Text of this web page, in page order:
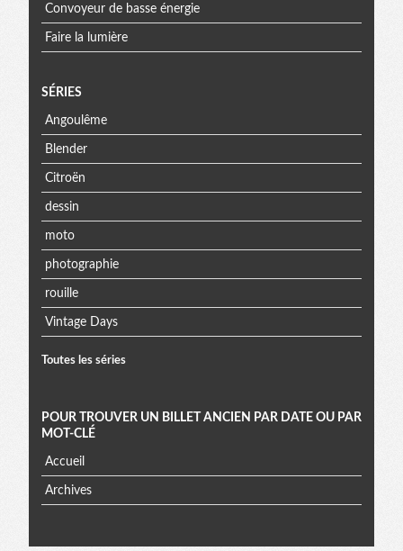
Convoyeur de basse énergie
Faire la lumière
SÉRIES
Angoulême
Blender
Citroën
dessin
moto
photographie
rouille
Vintage Days
Toutes les séries
POUR TROUVER UN BILLET ANCIEN PAR DATE OU PAR
MOT-CLÉ
Accueil
Archives